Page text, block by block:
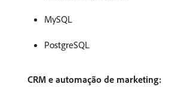
MySQL
PostgreSQL
CRM e automação de marketing: